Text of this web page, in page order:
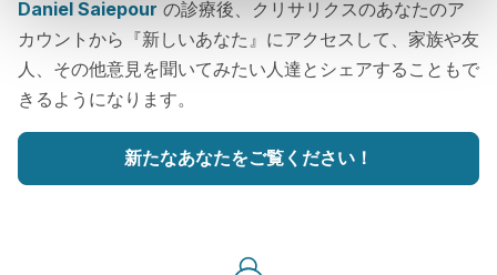
Daniel Saiepour の診療後、クリサリクスのあなたのア
カウントから『新しいあなた』にアクセスして、家族や友
人、その他意見を聞いてみたい人達とシェアすることもで
きるようになります。
新たなあなたをご覧ください！